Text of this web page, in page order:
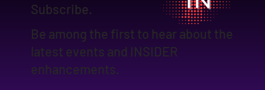
Subscribe.
Be among the first to hear about the
latest events and INSIDER
enhancements.